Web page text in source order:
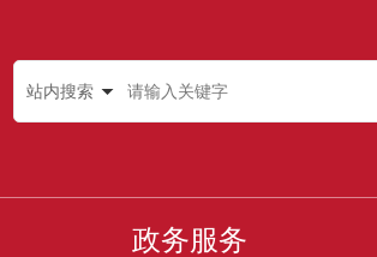
站内搜索
政务服务